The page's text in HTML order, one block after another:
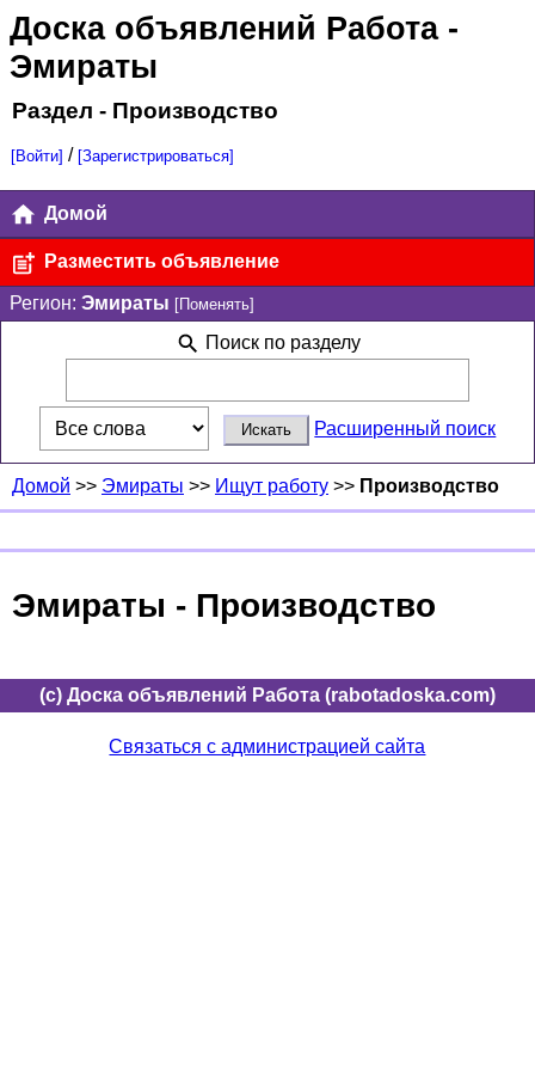
Доска объявлений Работа-
Эмираты
Раздел - Производство
[Войти] / [Зарегистрироваться]
Домой
Разместить объявление
Регион: Эмираты [Поменять]
Поиск по разделу
Расширенный поиск
Домой >> Эмираты >> Ищут работу >> Производство
Эмираты - Производство
(c) Доска объявлений Работа (rabotadoska.com)
Связаться с администрацией сайта